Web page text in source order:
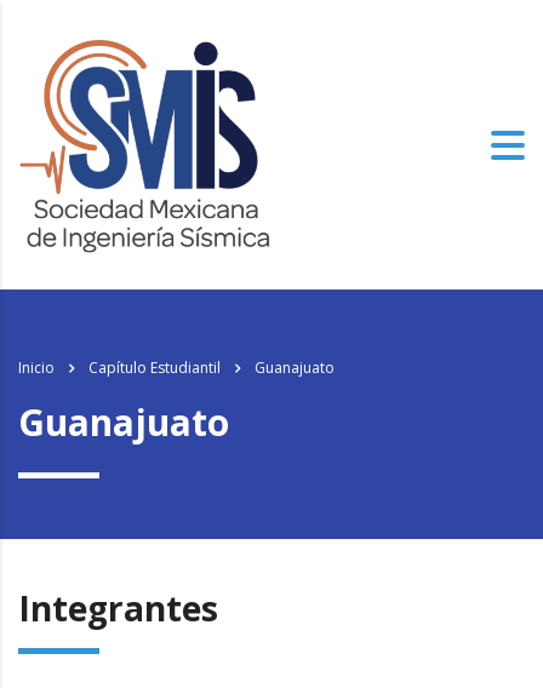
Inicio Capítulo Estudiantil Guanajuato
Guanajuato
Integrantes